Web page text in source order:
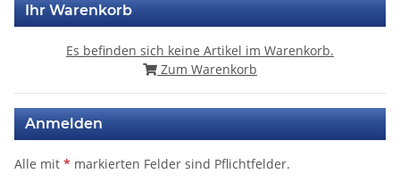
Ihr Warenkorb
Es befinden sich keine Artikel im Warenkorb.
Zum Warenkorb
Anmelden
Alle mit * markierten Felder sind Pflichtfelder.